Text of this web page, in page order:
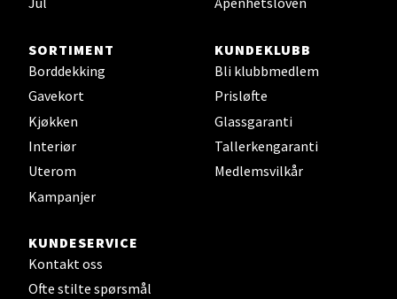
SORTIMENT
Borddekking
Gavekort
Kjøkken
Interiør
Uterom
Kampanjer
KUNDEKLUBB
Bli klubbmedlem
Prisløfte
Glassgaranti
Tallerkengaranti
Medlemsvilkår
KUNDESERVICE
Kontakt oss
Ofte stilte spørsmål
Stavanger og Sandnes - Thon
Senter Madla
Madlakrossen nr 9, 4042 Stavanger
Åpent i dag 10-19